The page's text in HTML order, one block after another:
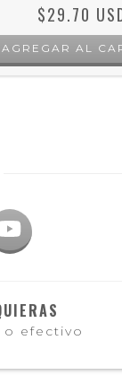
$29.70
AGREGAR AL
o efectivo